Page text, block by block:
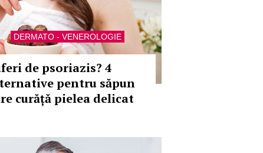
DERMATO - VENEROLOGIE
de psoriazis? 4
pentru săpun
curăță pielea delicat